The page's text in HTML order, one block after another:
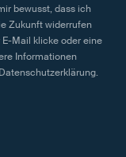
bewusst, dass ich
Zukunft widerrufen
Mail klicke oder eine
Informationen
Datenschutzerklärung.